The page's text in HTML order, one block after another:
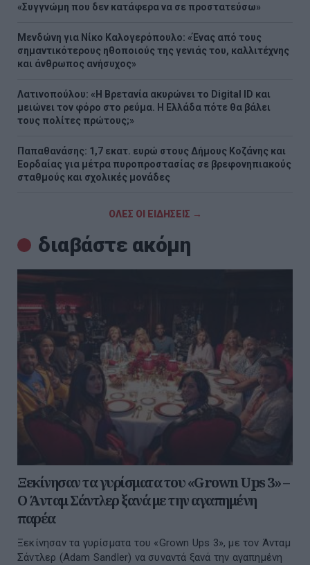
«Συγγνώμη που δεν κατάφερα να σε προστατεύσω»
Μενδώνη για Νίκο Καλογερόπουλο: «Ένας από τους
σημαντικότερους ηθοποιούς της γενιάς του, καλλιτέχνης
και άνθρωπος ανήσυχος»
Λατινοπούλου: «H Βρετανία ακυρώνει το Digital ID και
μειώνει τον φόρο στο ρεύμα. Η Ελλάδα πότε θα βάλει
τους πολίτες πρώτους;»
Παπαθανάσης: 1,7 εκατ. ευρώ στους Δήμους Κοζάνης και
Εορδαίας για μέτρα πυροπροστασίας σε βρεφονηπιακούς
σταθμούς και σχολικές μονάδες
ΟΛΕΣ ΟΙ ΕΙΔΗΣΕΙΣ →
διαβάστε ακόμη
Ξεκίνησαν τα γυρίσματα του «Grown Ups 3» –
Ο Άνταμ Σάντλερ ξανά με την αγαπημένη
παρέα
Ξεκίνησαν τα γυρίσματα του «Grown Ups 3», με τον Άνταμ
Σάντλερ (Adam Sandler) να συναντά ξανά την αγαπημένη